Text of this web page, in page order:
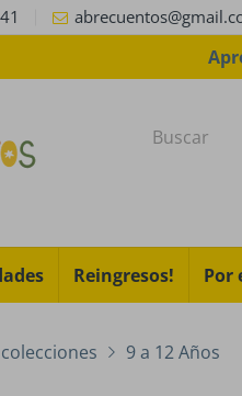
Reingresos! Por
9 a 12 Años